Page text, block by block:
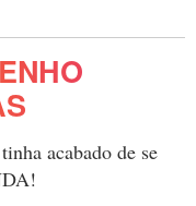
acabado de se